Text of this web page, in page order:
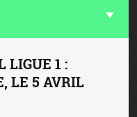
LIGUE 1 :
LE 5 AVRIL